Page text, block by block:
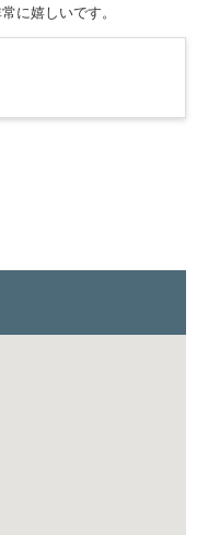
に嬉しいです。